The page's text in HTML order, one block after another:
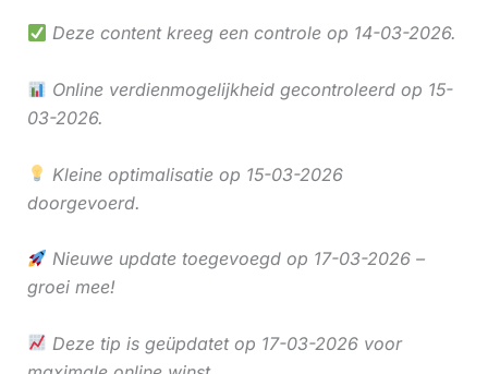
Deze content kreeg een controle op 14-03-2026.
Online verdienmogelijkheid gecontroleerd op 15-
03-2026.
Kleine optimalisatie op 15-03-2026
doorgevoerd.
Nieuwe update toegevoegd op 17-03-2026 –
groei mee!
Deze tip is geüpdatet op 17-03-2026 voor